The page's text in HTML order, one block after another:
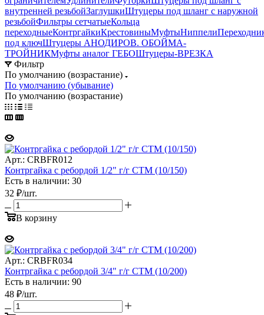
внутренней резьбойЗаглушкиШтуцеры под шланг с наружной
резьбойФильтры сетчатыеКольца
переходныеКонтргайкиКрестовиныМуфтыНиппели
под ключШтуцеры АНОДИРОВ. ОБОЙМА-
ТРОЙНИКМуфты аналог ГЕБОШтуцеры-ВРЕЗКА
Фильтр
По умолчанию (возрастание)
По умолчанию (убывание)
По умолчанию (возрастание)
Арт.: CRBFR012
Контргайка с ребордой 1/2" г/г CTM (10/150)
Есть в наличии: 30
32 ₽/шт.
В корзину
Арт.: CRBFR034
Контргайка с ребордой 3/4" г/г CTM (10/200)
Есть в наличии: 90
48 ₽/шт.